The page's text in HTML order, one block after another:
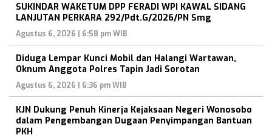
SUKINDAR WAKETUM DPP FERADI WPI KAWAL SIDANG
LANJUTAN PERKARA 292/Pdt.G/2026/PN Smg
Agustus 6, 2026 | 6:58 pm WIB
Diduga Lempar Kunci Mobil dan Halangi Wartawan,
Oknum Anggota Polres Tapin Jadi Sorotan
Agustus 6, 2026 | 6:36 pm WIB
KJN Dukung Penuh Kinerja Kejaksaan Negeri Wonosobo
dalam Pengembangan Dugaan Penyimpangan Bantuan
PKH